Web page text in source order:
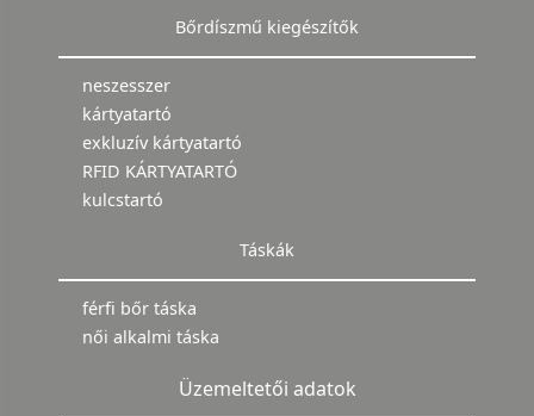
Bőrdíszmű kiegészítők
neszesszer
kártyatartó
exkluzív kártyatartó
RFID KÁRTYATARTÓ
kulcstartó
Táskák
férfi bőr táska
női alkalmi táska
Üzemeltetői adatok